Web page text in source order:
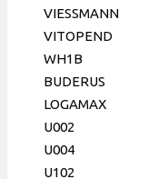
Италия
VIESSMANN
VITOPEND
WH1B
BUDERUS
LOGAMAX
U002
U004
U102